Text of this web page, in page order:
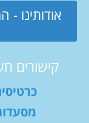
אודותינו -
קישורים